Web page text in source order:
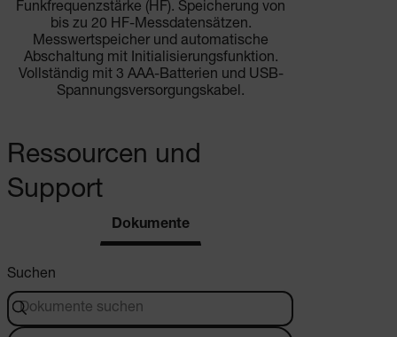
Funkfrequenzstärke (HF). Speicherung von
bis zu 20 HF-Messdatensätzen.
Messwertspeicher und automatische
Abschaltung mit Initialisierungsfunktion.
Vollständig mit 3 AAA-Batterien und USB-
Spannungsversorgungskabel.
Ressourcen und
Support
Dokumente
Suchen